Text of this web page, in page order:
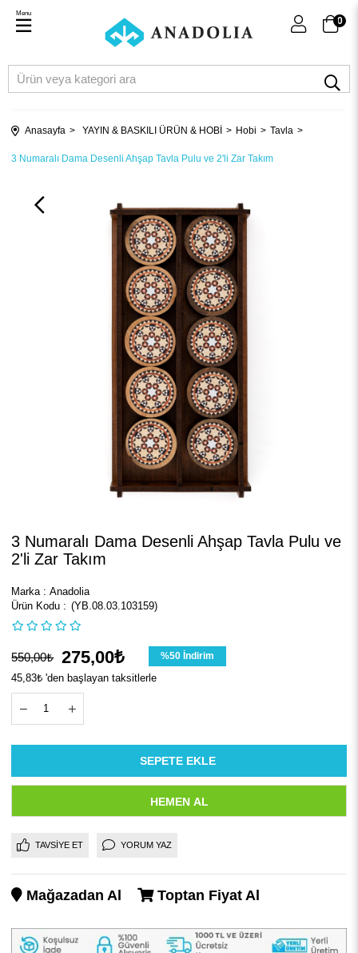
0
Menu
Anasayfa YAYIN & BASKILI ÜRÜN & HOBİ Hobi Tavla
3 Numaralı Dama Desenli Ahşap Tavla Pulu ve 2'li Zar Takım
3 Numaralı Dama Desenli Ahşap Tavla Pulu ve
2'li Zar Takım
Marka : Anadolia
(YB.08.03.103159)
550,00₺ 275,00₺ %50 İndirim
45,83₺ 'den başlayan taksitlerle
TAVSIYE ET YORUM YAZ
Mağazadan Al Toptan Fiyat Al